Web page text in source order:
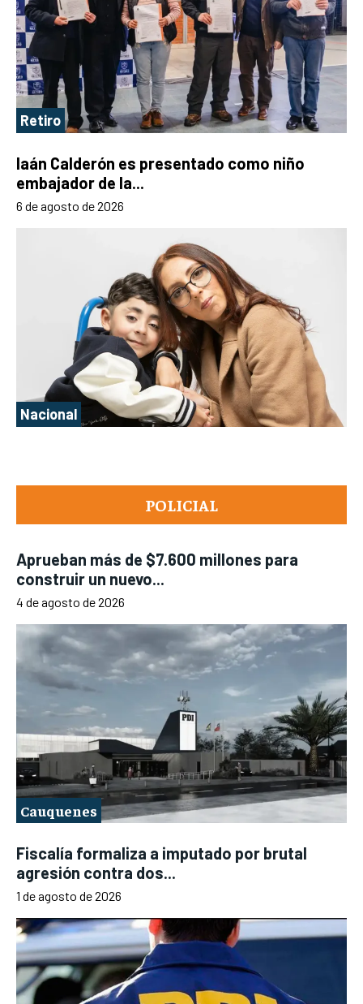
POLICIAL
Aprueban más de $7.600 millones para
construir un nuevo...
4 de agosto de 2026
Cauquenes
Fiscalía formaliza a imputado por brutal
agresión contra dos...
1 de agosto de 2026
Retiro
Iaán Calderón es presentado como niño
embajador de la...
6 de agosto de 2026
Nacional